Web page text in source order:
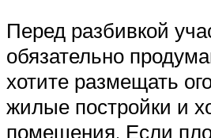
Перед разбивкой
обязательно
хотите размещать
жилые постройки и
помещения. Если